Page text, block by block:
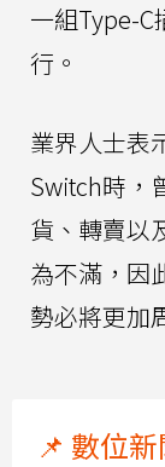
一組Type-
行。
業界人士表
Switch時，
貨、轉賣以
為不滿，因
勢必將更加
📌 數位